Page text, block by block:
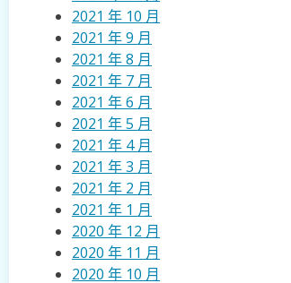
2021 年 10 月
2021 年 9 月
2021 年 8 月
2021 年 7 月
2021 年 6 月
2021 年 5 月
2021 年 4 月
2021 年 3 月
2021 年 2 月
2021 年 1 月
2020 年 12 月
2020 年 11 月
2020 年 10 月